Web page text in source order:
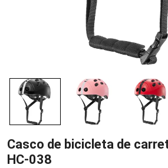
Casco de bicicleta de
HC-038